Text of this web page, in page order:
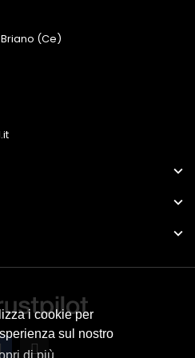
i cookie per
sul nostro
(Ce)